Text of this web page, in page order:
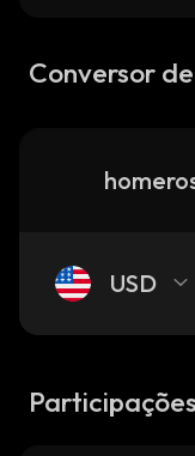
Conversor
USD
Participações